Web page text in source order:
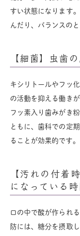
すい状態になります
んだり、バランスの
【細菌】虫歯
キシリトールやフッ
の活動を抑える働き
フッ素入り歯みがき
ともに、歯科での定
ることが効果的です。
【汚れの付着
になっている
口の中で酸が作られ
防には、糖分を摂取